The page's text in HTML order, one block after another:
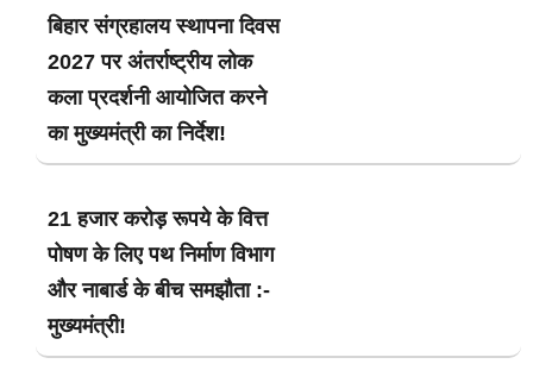
बिहार संग्रहालय स्थापना दिवस
2027 पर अंतर्राष्ट्रीय लोक
कला प्रदर्शनी आयोजित करने
का मुख्यमंत्री का निर्देश!
21 हजार करोड़ रूपये के वित्त
पोषण के लिए पथ निर्माण विभाग
और नाबार्ड के बीच समझौता :-
मुख्यमंत्री!